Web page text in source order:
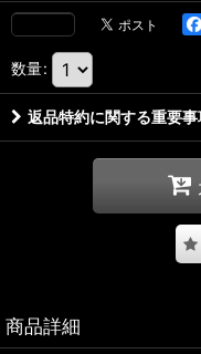
数量:
返品特約に関する重要事
商品詳細